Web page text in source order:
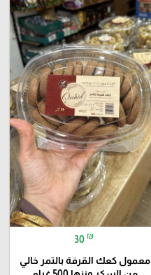
30 ₪
معمول كعك القرفة بالتمر خالي